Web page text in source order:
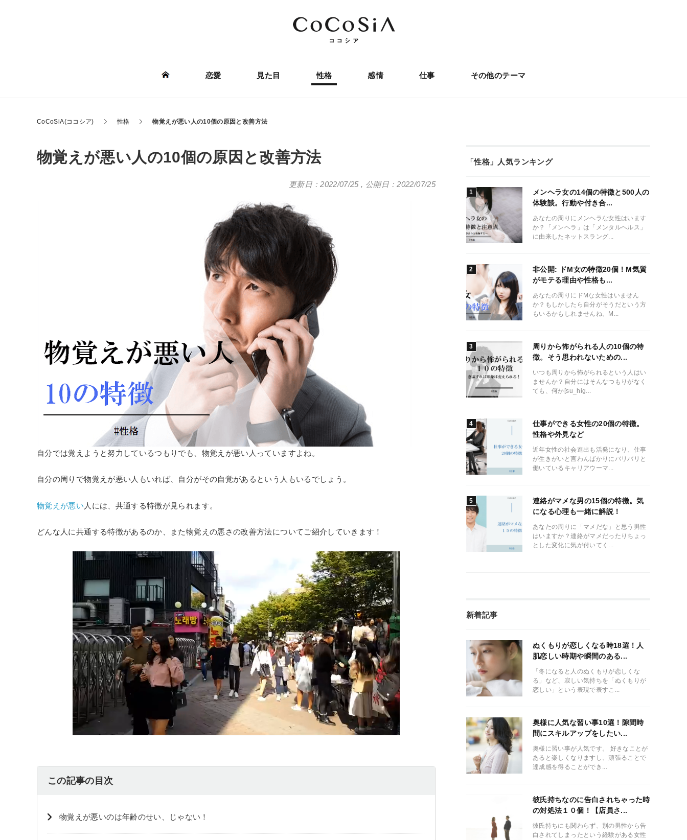
恋愛 見た目 性格 感情 仕事 その他のテーマ
CoCoSiA(ココシア) 性格 物覚えが悪い人の10個の原因と改善方法
物覚えが悪い人の10個の原因と改善方法
更新日：2022/07/25 , 公開日：2022/07/25
自分では覚えようと努力しているつもりでも、物覚えが悪い人っていますよね。
自分の周りで物覚えが悪い人もいれば、自分がその自覚があるという人もいるでしょう。
物覚えが悪い 人には、共通する特徴が見られます。
どんな人に共通する特徴があるのか、また物覚えの悪さの改善方法についてご紹介していきます！
この記事の目次
物覚えが悪いのは年齢のせい、じゃない！
「性格」人気ランキング
メンヘラ女の14個の特徴と500人の
体験談。行動や付き合...
あなたの周りにメンヘラな女性はいます
か？「メンヘラ」は「メンタルヘルス」
に由来したネットスラング...
非公開: ドM女の特徴20個！M気質
がモテる理由や性格も...
あなたの周りにドMな女性はいません
か？もしかしたら自分がそうだという方
もいるかもしれませんね。M...
周りから怖がられる人の10個の特
徴。そう思われないための...
いつも周りから怖がられるという人はい
ませんか？自分にはそんなつもりがなく
ても、何か[su_hig...
仕事ができる女性の20個の特徴。
性格や外見など
近年女性の社会進出も活発になり、仕事
が生きがいと言わんばかりにバリバリと
働いているキャリアウーマ...
連絡がマメな男の15個の特徴。気
になる心理も一緒に解説！
あなたの周りに「マメだな」と思う男性
はいますか？連絡がマメだったりちょっ
とした変化に気が付いてく...
新着記事
ぬくもりが恋しくなる時18選！人
肌恋しい時期や瞬間のある...
「冬になると人のぬくもりが恋しくな
る」など、寂しい気持ちを「ぬくもりが
恋しい」という表現で表すこ...
奥様に人気な習い事10選！隙間時
間にスキルアップをしたい...
奥様に習い事が人気です。 好きなことが
あると楽しくなりますし、頑張ることで
達成感を得ることができ...
彼氏持ちなのに告白されちゃった時
の対処法１０個！【店員さ...
彼氏持ちにも関わらず、別の男性から告
白されてしまったという経験がある女性